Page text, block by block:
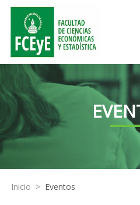
Inicio > Eventos